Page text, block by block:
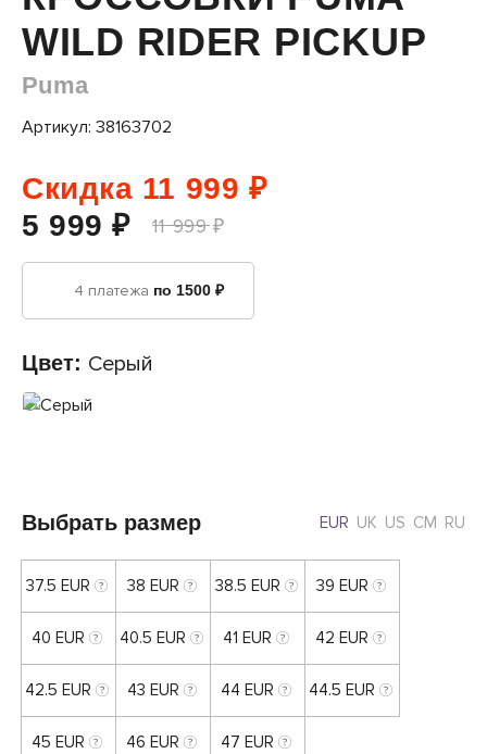
WILD RIDER PICKUP
Puma
Артикул: 38163702
Скидка 11 999 ₽
5 999 ₽
11 999 ₽
4 платежа по 1500 ₽
Цвет: Серый
Выбрать размер EUR UK US CM RU
37.5 EUR 38 EUR 38.5 EUR 39 EUR
40 EUR 40.5 EUR 41 EUR 42 EUR
42.5 EUR 43 EUR 44 EUR 44.5 EUR
45 EUR 46 EUR 47 EUR